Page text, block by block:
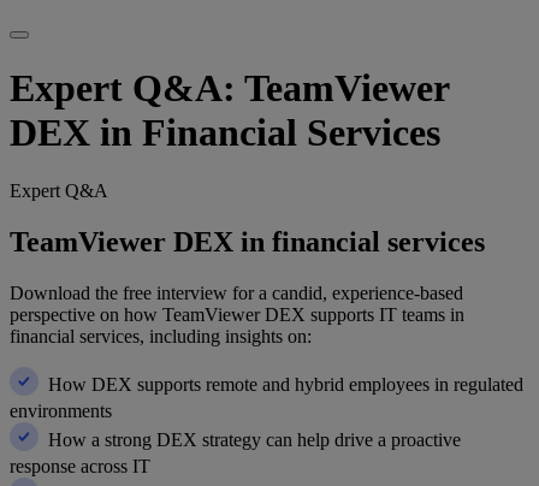
Expert Q&A: TeamViewer
DEX in Financial Services
Expert Q&A
TeamViewer DEX in financial services
Download the free interview for a candid, experience-based
perspective on how TeamViewer DEX supports IT teams in
financial services, including insights on:
How DEX supports remote and hybrid employees in regulated
environments
How a strong DEX strategy can help drive a proactive
response across IT